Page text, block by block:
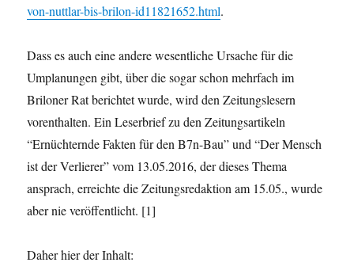
von-nuttlar-bis-brilon-id11821652.html.
Dass es auch eine andere wesentliche Ursache für die
Umplanungen gibt, über die sogar schon mehrfach im
Briloner Rat berichtet wurde, wird den Zeitungslesern
vorenthalten. Ein Leserbrief zu den Zeitungsartikeln
“Ernüchternde Fakten für den B7n-Bau” und “Der Mensch
ist der Verlierer” vom 13.05.2016, der dieses Thema
ansprach, erreichte die Zeitungsredaktion am 15.05., wurde
aber nie veröffentlicht. [1]
Daher hier der Inhalt: